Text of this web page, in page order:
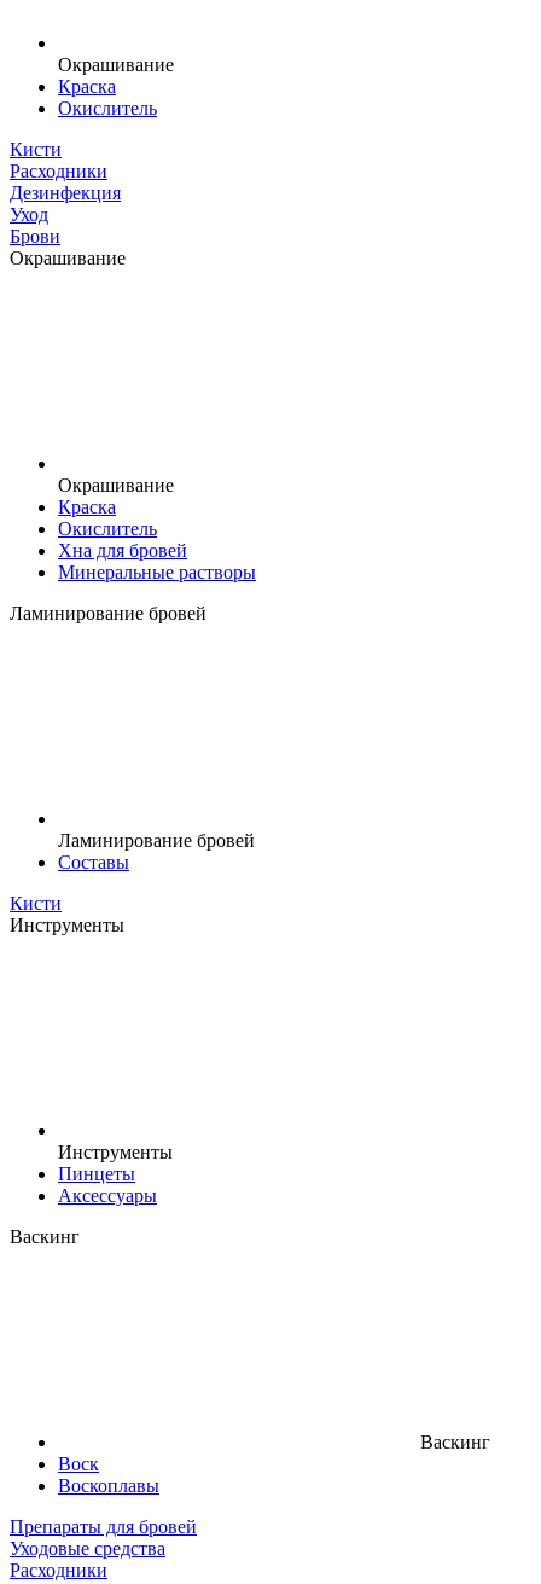
Окрашивание
Краска
Окислитель
Кисти
Расходники
Дезинфекция
Уход
Брови
Окрашивание
Окрашивание
Краска
Окислитель
Хна для бровей
Минеральные растворы
Ламинирование бровей
Ламинирование бровей
Составы
Кисти
Инструменты
Инструменты
Пинцеты
Аксессуары
Васкинг
Васкинг
Воск
Воскоплавы
Препараты для бровей
Уходовые средства
Расходники